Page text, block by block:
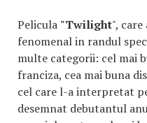
Pelicula "Twilight",
fenomenal in randul
multe categorii: cel mai
franciza, cea mai buna
cel care l-a interpretat
desemnat debutantul